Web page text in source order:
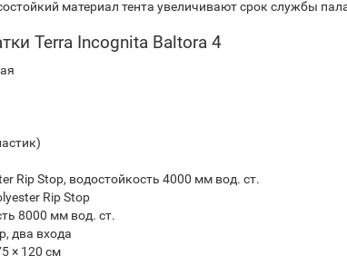
материал тента увеличивают срок службы
Terra Incognita Baltora 4
Rip Stop, водостойкость 4000 мм вод. ст.
Rip Stop
8000 мм вод. ст.
два входа
× 120 см